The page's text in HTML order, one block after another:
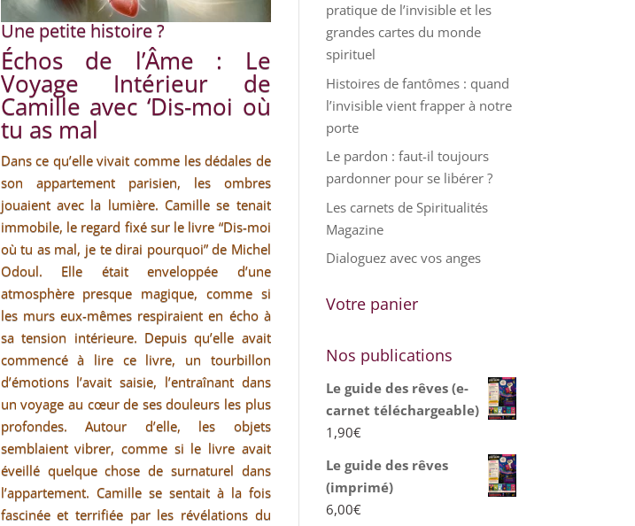
Une petite histoire ?
Échos de l’Âme : Le
Voyage Intérieur de
Camille avec ‘Dis-moi où
tu as mal
Dans ce qu’elle vivait comme les dédales de
son appartement parisien, les ombres
jouaient avec la lumière. Camille se tenait
immobile, le regard fixé sur le livre “Dis-moi
où tu as mal, je te dirai pourquoi” de Michel
Odoul. Elle était enveloppée d’une
atmosphère presque magique, comme si
les murs eux-mêmes respiraient en écho à
sa tension intérieure. Depuis qu’elle avait
commencé à lire ce livre, un tourbillon
d’émotions l’avait saisie, l’entraînant dans
un voyage au cœur de ses douleurs les plus
profondes. Autour d’elle, les objets
semblaient vibrer, comme si le livre avait
éveillé quelque chose de surnaturel dans
l’appartement. Camille se sentait à la fois
fascinée et terrifiée par les révélations du
pratique de l’invisible et les
grandes cartes du monde
spirituel
Histoires de fantômes : quand
l’invisible vient frapper à notre
porte
Le pardon : faut-il toujours
pardonner pour se libérer ?
Les carnets de Spiritualités
Magazine
Dialoguez avec vos anges
Votre panier
Nos publications
Le guide des rêves (e-
carnet téléchargeable)
1,90€
Le guide des rêves
(imprimé)
6,00€